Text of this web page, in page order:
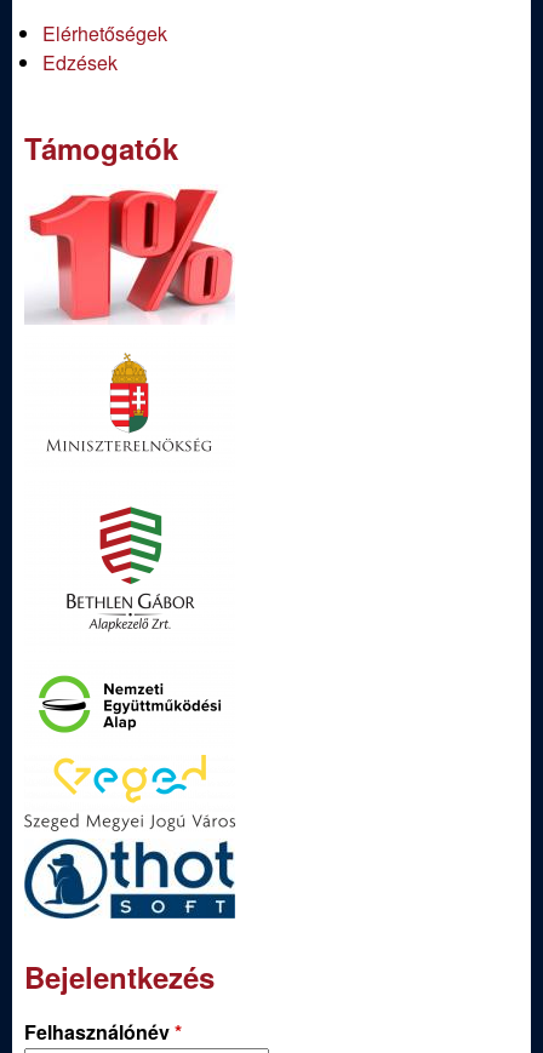
Elérhetőségek
Edzések
Támogatók
Bejelentkezés
Felhasználónév*